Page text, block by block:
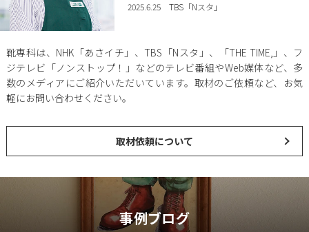
2025.6.25
TBS「Nスタ」
靴専科は、NHK「あさイチ」、TBS「Nスタ」、「THE TIME,」、フ
ジテレビ「ノンストップ！」などのテレビ番組やWeb媒体など、多
数のメディアにご紹介いただいています。取材のご依頼など、お気
軽にお問い合わせください。
取材依頼について
事例ブログ